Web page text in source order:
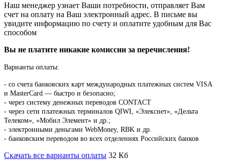
Наш менеджер узнает Ваши потребности, отправляет Вам
счет на оплату на Ваш электронный адрес. В письме вы
увидите информацию по счету и оплатите удобным для Вас
способом
Вы не платите никакие комиссии за перечисления!
Варианты оплаты:
- со счета банковских карт международных платежных систем VISA
и MasterCard — быстро и безопасно;
- через систему денежных переводов CONTACT
- через сети платежных терминалов QIWI, «Элекснет», «Дельта
Телеком», «Мобил Элемент» и др.;
- электронными деньгами WebMoney, RBK и др.
- банковским переводом во всех отделениях Российских банков
Скачать все варианты оплаты 32 Кб